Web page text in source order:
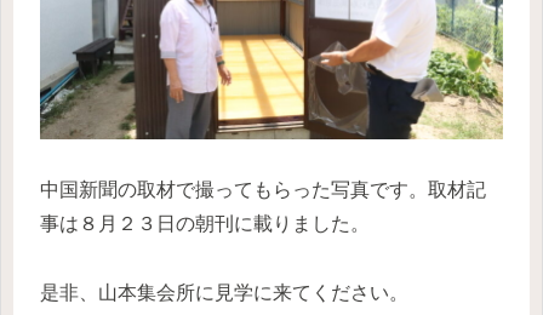
中国新聞の取材で撮ってもらった写真です。取材記
事は８月２３日の朝刊に載りました。
是非、山本集会所に見学に来てください。